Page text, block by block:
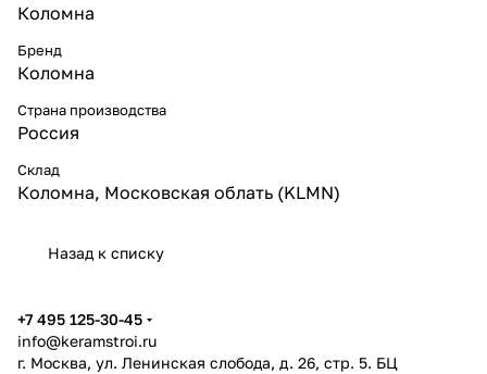
Коломна
Бренд
Коломна
Страна производства
Россия
Склад
Коломна, Московская облать (KLMN)
Назад к списку
+7 495 125-30-45
info@keramstroi.ru
г. Москва, ул. Ленинская слобода, д. 26, стр. 5. БЦ